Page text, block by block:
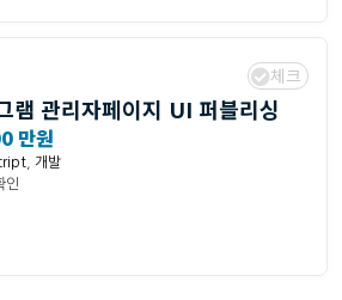
체크
램 관리자페이지 UI 퍼블리싱
만원
개발
인